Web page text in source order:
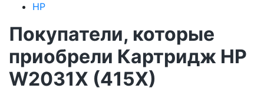
HP
Покупатели, которые
приобрели Картридж HP
W2031X (415X)